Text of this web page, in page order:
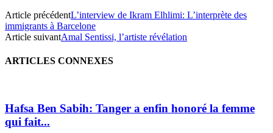
Article précédentL’interview de Ikram Elhlimi: L’interprète des
immigrants à Barcelone
Article suivantAmal Sentissi, l’artiste révélation
ARTICLES CONNEXES
Hafsa Ben Sabih: Tanger a enfin honoré la femme
qui fait...